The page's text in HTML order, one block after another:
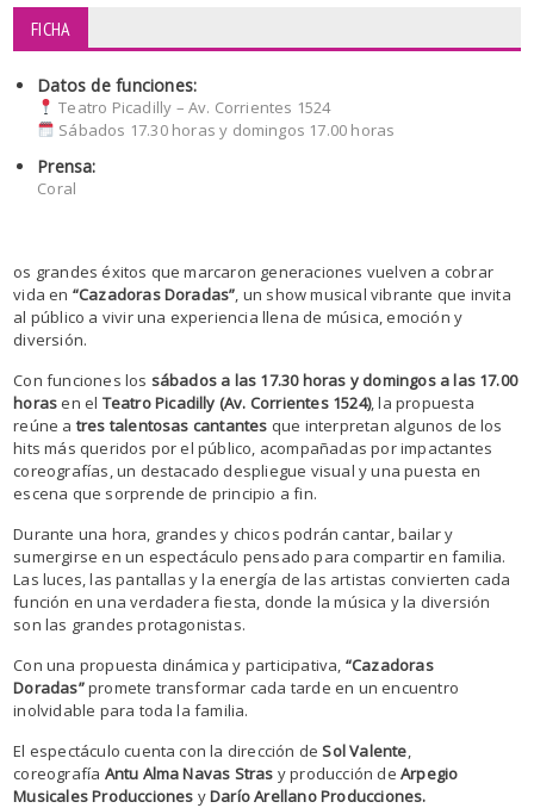
FICHA
Datos de funciones:
Teatro Picadilly – Av. Corrientes 1524
Sábados 17.30 horas y domingos 17.00 horas
Prensa:
Coral
os grandes éxitos que marcaron generaciones vuelven a cobrar
vida en “Cazadoras Doradas”, un show musical vibrante que invita
al público a vivir una experiencia llena de música, emoción y
diversión.
Con funciones los sábados a las 17.30 horas y domingos a las 17.00
horas en el Teatro Picadilly (Av. Corrientes 1524), la propuesta
reúne a tres talentosas cantantes que interpretan algunos de los
hits más queridos por el público, acompañadas por impactantes
coreografías, un destacado despliegue visual y una puesta en
escena que sorprende de principio a fin.
Durante una hora, grandes y chicos podrán cantar, bailar y
sumergirse en un espectáculo pensado para compartir en familia.
Las luces, las pantallas y la energía de las artistas convierten cada
función en una verdadera fiesta, donde la música y la diversión
son las grandes protagonistas.
Con una propuesta dinámica y participativa, “Cazadoras
Doradas”promete transformar cada tarde en un encuentro
inolvidable para toda la familia.
El espectáculo cuenta con la dirección deSol Valente,
coreografía Antu Alma Navas Stras y producción de Arpegio
Musicales Producciones yDarío Arellano Producciones.